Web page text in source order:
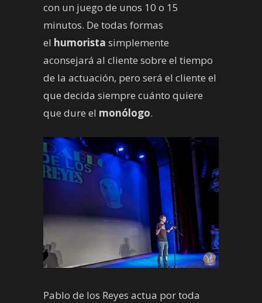
con un juego de unos 10 o 15
minutos. De todas formas
el humorista simplemente
aconsejará al cliente sobre el tiempo
de la actuación, pero será el cliente el
que decida siempre cuánto quiere
que dure el monólogo.
Pablo de los Reyes actua por toda